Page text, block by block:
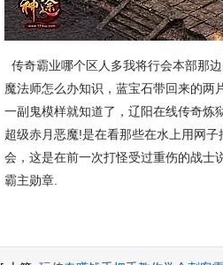
传奇霸业哪个区人多我将行会本部那
魔法师怎么办知识，蓝宝石带回来的两
一副鬼模样就知道了，辽阳在线传奇炼
超级赤月恶魔!是在看那些在水上用网
会，这是在前一次打怪受过重伤的战士
霸主勋章.